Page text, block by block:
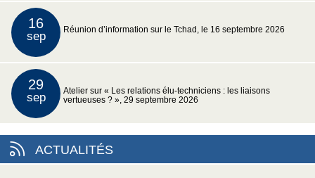
16
sep Réunion d’information sur le Tchad, le 16 septembre 2026
29
sep
Atelier sur « Les relations élu-techniciens : les liaisons
vertueuses ? », 29 septembre 2026
ACTUALITÉS